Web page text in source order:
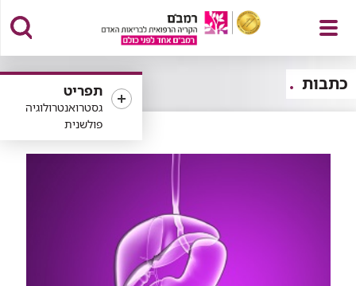
פתח
תפריט
תפריט
גסטרואנטרולוגיה
פולשנית
כתבות